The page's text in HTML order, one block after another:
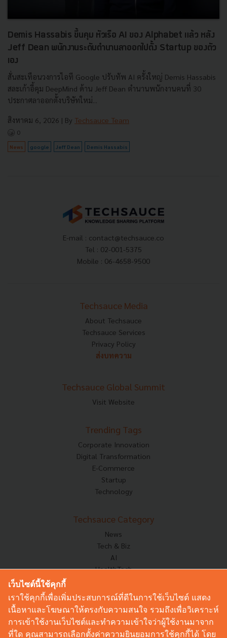
Demis Hassabis ขึ้นคุม หัวเรือ AI ของ Alphabet แล้ว หลัง
Jeff Dean พนักงานระดับตำนานลาออกไปตั้ง Startup ของตัว
เอง
สั่นสะเทือนวงการไอที Google ปรับทัพ AI ครั้งใหญ่ Demis Hassabis
สละเก้าอี้คุม DeepMind ด้าน Jeff Dean ตำนานพนักงานคนที่ 30
ประกาศลาออกตั้งบริษัทใหม่...
สิงหาคม 6, 2026 | By Techsauce Team
0
News google Jeff Dean Demis Hassabis
E-mail : contact@techsauce.co
Tel : 02-001-5375
Mobile : 06-4658-9500
Techsauce Media
About Techsauce
Techsauce Services
Privacy Policy
ส่งบทความ
Techsauce Global Summit
Visit Website
Trending Tags
Corporate Innovation
Digital Transformation
E-Commerce
Startup
Technology
Techsauce Category
News
Tech & Biz
AI
HealthTech
Corp Innov
Saucy Thoughts
Sustainable
เว็บไซต์นี้ใช้คุกกี้
เราใช้คุกกี้เพื่อเพิ่มประสบการณ์ที่ดีในการใช้เว็บไซต์ แสดง
เนื้อหาและโฆษณาให้ตรงกับความสนใจ รวมถึงเพื่อวิเคราะห์
การเข้าใช้งานเว็บไซต์และทำความเข้าใจว่าผู้ใช้งานมาจาก
ที่ใด คุณสามารถเลือกตั้งค่าความยินยอมการใช้คุกกี้ได้ โดย